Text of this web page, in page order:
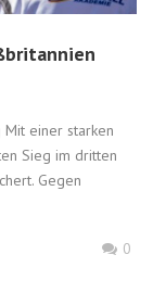
einer starken
Sieg im dritten
Gegen
0